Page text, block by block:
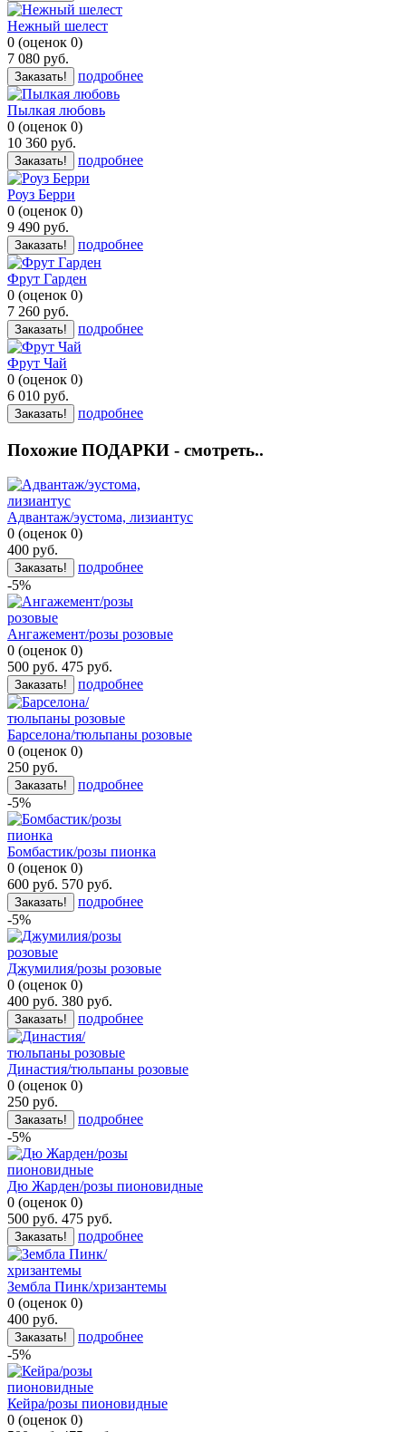
Нежный шелест
0 (оценок 0)
7 080 руб.
Заказать! подробнее
Пылкая любовь
0 (оценок 0)
10 360 руб.
Заказать! подробнее
Роуз Берри
0 (оценок 0)
9 490 руб.
Заказать! подробнее
Фрут Гарден
0 (оценок 0)
7 260 руб.
Заказать! подробнее
Фрут Чай
0 (оценок 0)
6 010 руб.
Заказать! подробнее
Похожие ПОДАРКИ - смотреть..
Адвантаж/эустома, лизиантус
0 (оценок 0)
400 руб.
Заказать!
подробнее
-5%
Ангажемент/розы розовые
0 (оценок 0)
500 руб. 475 руб.
Заказать! подробнее
Барселона/тюльпаны розовые
0 (оценок 0)
250 руб.
Заказать!
подробнее
-5%
Бомбастик/розы пионка
0 (оценок 0)
600 руб. 570 руб.
Заказать!
подробнее
-5%
Джумилия/розы розовые
0 (оценок 0)
400 руб. 380 руб.
Заказать! подробнее
Династия/тюльпаны розовые
0 (оценок 0)
250 руб.
Заказать!
подробнее
-5%
Дю Жарден/розы пионовидные
0 (оценок 0)
500 руб. 475 руб.
Заказать! подробнее
Зембла Пинк/хризантемы
0 (оценок 0)
400 руб.
Заказать!
подробнее
-5%
Кейра/розы пионовидные
0 (оценок 0)